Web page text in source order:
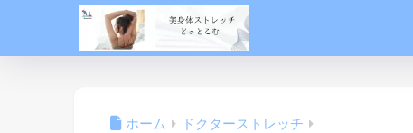
ホーム ドクターストレッチ